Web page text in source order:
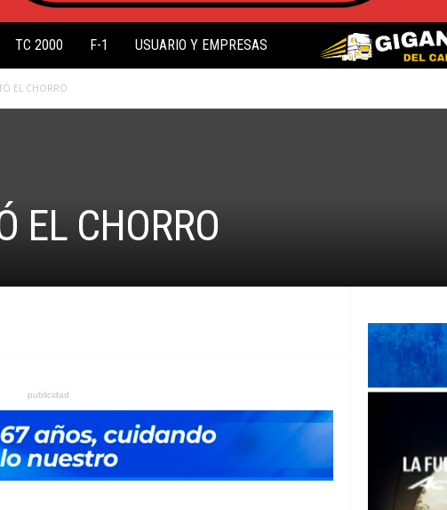
TC 2000 F-1 USUARIO Y EMPRESAS
EL CHORRO
EL CHORRO
publicidad